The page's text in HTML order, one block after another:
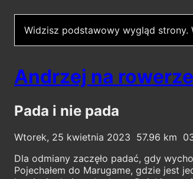
Widzisz podstawowy wygląd strony.
Andrzej na rowerze
Pada i nie pada
Wtorek, 25 kwietnia 2023 57.96
Dla odmiany zaczęło padać, gdy
Pojechałem do Marugame, gdzie jest